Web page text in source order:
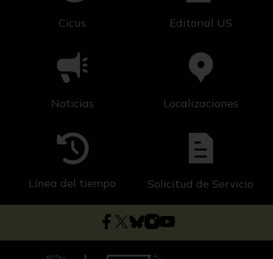
Cicus Editorial US
Noticias Localizaciones
Línea del tiempo Solicitud de Servicio